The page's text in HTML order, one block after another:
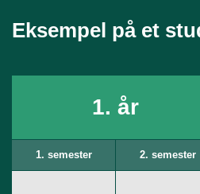
Eksempel på et
1. år
1. semester 2. semester